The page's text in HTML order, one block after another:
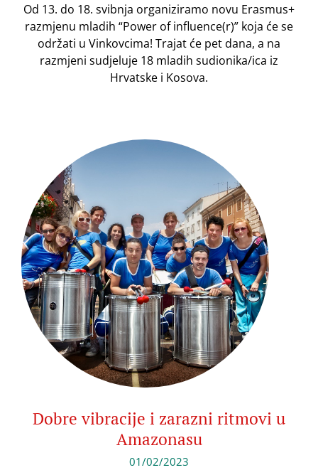
Od 13. do 18. svibnja organiziramo novu Erasmus+
razmjenu mladih “Power of influence(r)” koja će se
održati u Vinkovcima! Trajat će pet dana, a na
razmjeni sudjeluje 18 mladih sudionika/ica iz
Hrvatske i Kosova.
Dobre vibracije i zarazni ritmovi u
Amazonasu
01/02/2023